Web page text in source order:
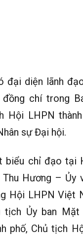
đại diện lãnh
chí trong
Hội LHPN
sự Đại hội.
biểu chỉ đạo tại
Hương – Ủy
Hội LHPN Việt
tịch Ủy ban
phố, Chủ tịch